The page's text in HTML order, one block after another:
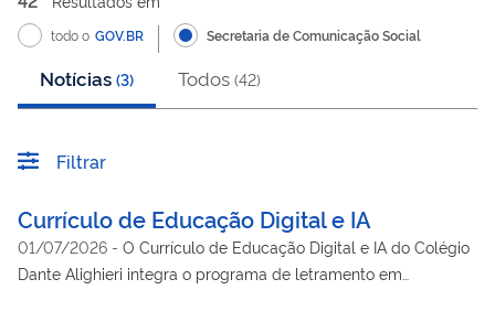
todo o GOV.BR Secretaria de Comunicação Social
Notícias (3) Todos (42)
Filtrar
Currículo de Educação Digital e IA
01/07/2026 - O Currículo de Educação Digital e IA do Colégio
Dante Alighieri integra o programa de letramento em